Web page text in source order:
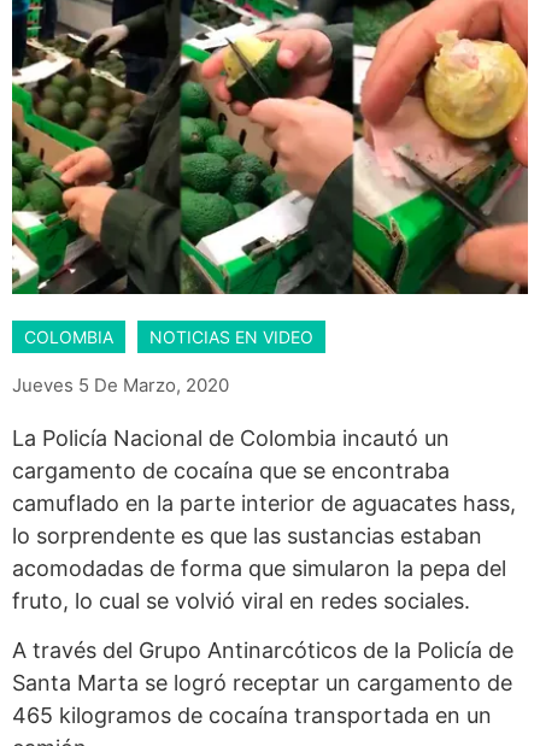
COLOMBIA NOTICIAS EN VIDEO
Jueves 5 De Marzo, 2020
La Policía Nacional de Colombia incautó un
cargamento de cocaína que se encontraba
camuflado en la parte interior de aguacates hass,
lo sorprendente es que las sustancias estaban
acomodadas de forma que simularon la pepa del
fruto, lo cual se volvió viral en redes sociales.
A través del Grupo Antinarcóticos de la Policía de
Santa Marta se logró receptar un cargamento de
465 kilogramos de cocaína transportada en un